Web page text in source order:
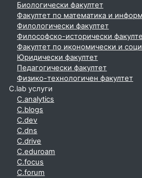
Биологически факултет
Факултет по математика и
Филологически факултет
Философско-исторически
Факултет по икономически и
Юридически факултет
Педагогически факултет
Физико-технологичен факултет
C.lab услуги
C.analytics
C.blogs
C.dev
C.dns
C.drive
C.eduroam
C.focus
C.forum